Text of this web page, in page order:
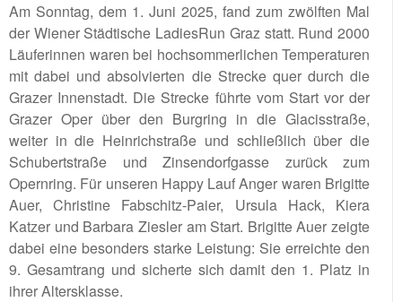
Am Sonntag, dem 1. Juni 2025, fand zum zwölften Mal
der Wiener Städtische LadiesRun Graz statt. Rund 2000
Läuferinnen waren bei hochsommerlichen Temperaturen
mit dabei und absolvierten die Strecke quer durch die
Grazer Innenstadt. Die Strecke führte vom Start vor der
Grazer Oper über den Burgring in die Glacisstraße,
weiter in die Heinrichstraße und schließlich über die
Schubertstraße und Zinsendorfgasse zurück zum
Opernring. Für unseren Happy Lauf Anger waren Brigitte
Auer, Christine Fabschitz-Paier, Ursula Hack, Kiera
Katzer und Barbara Ziesler am Start. Brigitte Auer zeigte
dabei eine besonders starke Leistung: Sie erreichte den
9. Gesamtrang und sicherte sich damit den 1. Platz in
ihrer Altersklasse.
Links
Termine